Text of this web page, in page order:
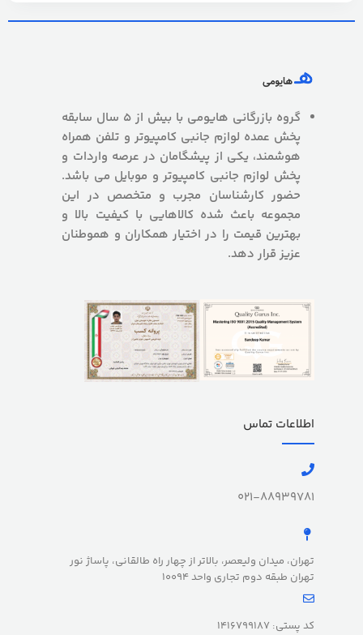
گروه بازرگانی هایومی با بیش از 5 سال سابقه
پخش عمده لوازم جانبی کامپیوتر و تلفن همراه
هوشمند، یکی از پیشگامان در عرصه واردات و
پخش لوازم جانبی کامپیوتر و موبایل می باشد.
حضور کارشناسان مجرب و متخصص در این
مجموعه باعث شده کالاهایی با کیفیت بالا و
بهترین قیمت را در اختیار همکاران و هموطنان
عزیز قرار دهد.
اطلاعات تماس
021-88939781
تهران، میدان ولیعصر، بالاتر از چهار راه طالقانی، پاساژ نور
تهران طبقه دوم تجاری واحد 10094
کد پستی: 1416799187